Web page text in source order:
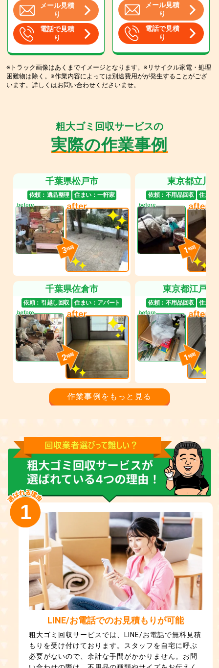
メール見積
り
電話で見積
り
メール見積
り
電話で見積
り
※トラック画像はあくまでイメージとなります。※リサイクル家電・処理
困難物は除く。※作業内容によっては別途費用がが発生することがござ
います。詳しくはお問い合わせくださいませ。
粗大ゴミ回収サービスの
実際の作業事例
千葉県松戸市
依頼： 遺品整理 住まい： 一軒家
3時間
東京都立川
依頼： 不用品回収 住まい
1時間
千葉県佐倉市
依頼： 引越し回収 住まい： アパート
2時間
東京都江戸川
依頼： 不用品回収 住まい
1時間
作業事例をもっと見る
LINE/お電話でのお見積もりが可能
粗大ゴミ回収サービスでは、LINE/お電話で無料見積
もりを受け付けております。スタッフを自宅に呼ぶ
必要がないので、余計な手間がかかりません。お問
1